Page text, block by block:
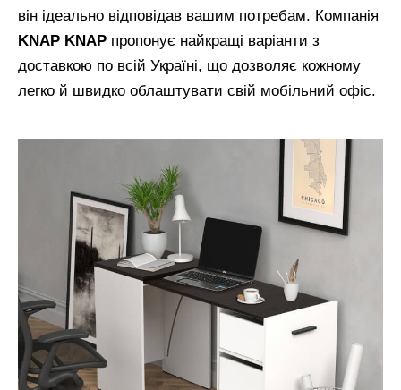
він ідеально відповідав вашим потребам. Компанія
KNAP KNAP пропонує найкращі варіанти з
доставкою по всій Україні, що дозволяє кожному
легко й швидко облаштувати свій мобільний офіс.